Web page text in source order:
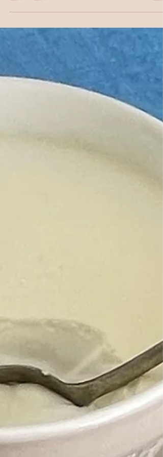
da A Meal for two, di Emily Ezekiel per
Cook_My_Books
https://www.instagram.com/
/ Pancakes di farinata Io ancora non ci ho
fatto l'abitudine. Da quando i figli sono
volati via, le porzioni a tavola si sono ridotte
tantissimo, ma io continuo a cucinare
almeno per cinque. Bello però lo stimolo
che ci propone Emily Ezekiel , in questo
libro: tante proposte moderne, carine e
sempre gustose da condividere con chi ci